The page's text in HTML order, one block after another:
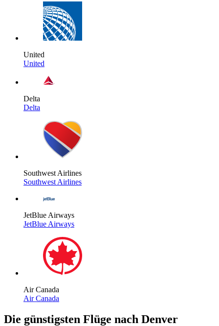
United
United
Delta
Delta
Southwest Airlines
Southwest Airlines
JetBlue Airways
JetBlue Airways
Air Canada
Air Canada
Die günstigsten Flüge nach Denver